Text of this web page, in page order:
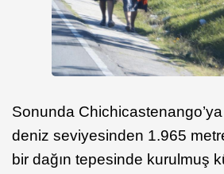
Sonunda Chichicastenango’ya
deniz seviyesinden 1.965
bir dağın tepesinde kurulmuş